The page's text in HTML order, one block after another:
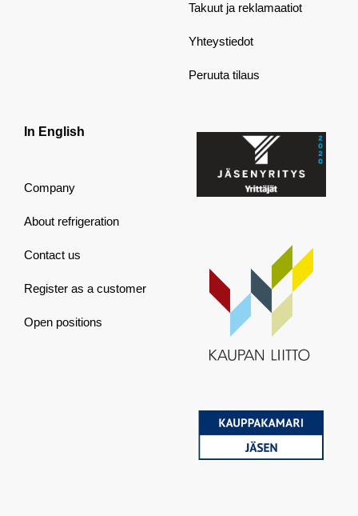
Takuut ja reklamaatiot
Yhteystiedot
Peruuta tilaus
In English
Company
About refrigeration
Contact us
Register as a customer
Open positions